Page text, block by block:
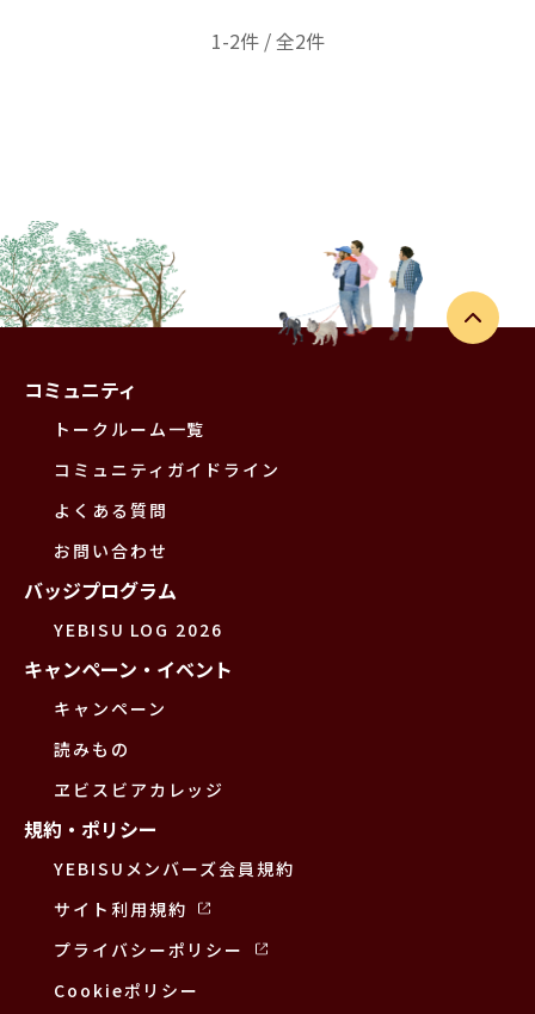
1-2件 / 全2件
コミュニティ
トークルーム一覧
コミュニティガイドライン
よくある質問
お問い合わせ
バッジプログラム
YEBISU LOG 2026
キャンペーン・イベント
キャンペーン
読みもの
ヱビスビアカレッジ
規約・ポリシー
YEBISUメンバーズ会員規約
サイト利用規約
プライバシーポリシー
Cookieポリシー